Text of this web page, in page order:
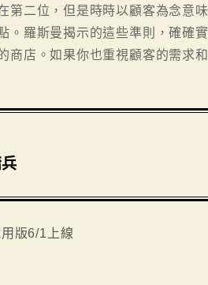
第二位，但是時時以顧客為念意
。羅斯曼揭示的這些準則，確確
商店。如果你也重視顧客的需求
版6/1上線